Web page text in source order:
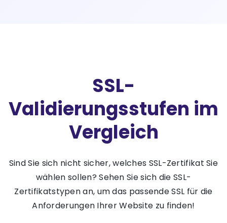
SSL-
Validierungsstufen im
Vergleich
Sind Sie sich nicht sicher, welches SSL-Zertifikat Sie
wählen sollen? Sehen Sie sich die SSL-
Zertifikatstypen an, um das passende SSL für die
Anforderungen Ihrer Website zu finden!